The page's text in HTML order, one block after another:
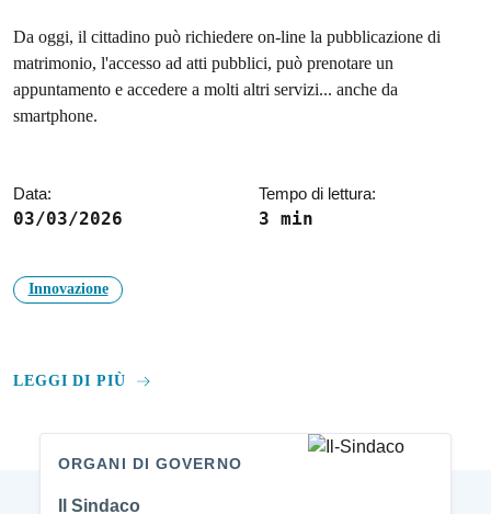
Da oggi, il cittadino può richiedere on-line la pubblicazione di
matrimonio, l'accesso ad atti pubblici, può prenotare un
appuntamento e accedere a molti altri servizi... anche da
smartphone.
Data:
03/03/2026
Tempo di lettura:
3 min
Innovazione
LEGGI DI PIÙ
Amministrazione
ORGANI DI GOVERNO
Il Sindaco